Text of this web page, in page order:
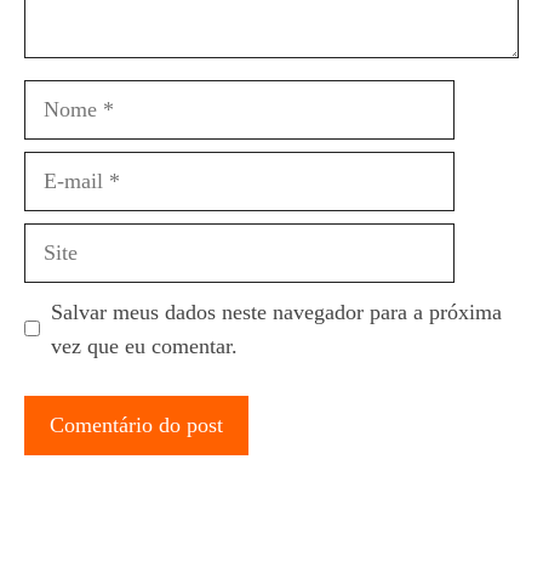
Salvar meus dados neste navegador para a próxima
vez que eu comentar.